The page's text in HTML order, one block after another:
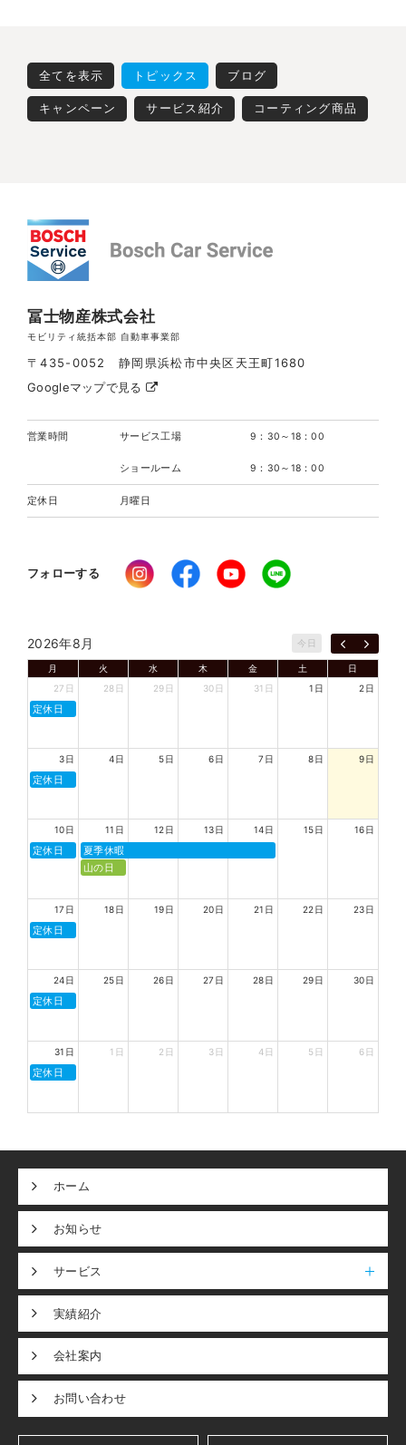
全てを表示 トピックス ブログ
キャンペーン サービス紹介 コーティング商品
冨士物産株式会社
モビリティ統括本部 自動車事業部
〒435-0052 静岡県浜松市中央区天王町1680
Googleマップで見る
営業時間 サービス工場 9：30～18：00
ショールーム 9：30～18：00
定休日 月曜日
フォローする
2026年8月 今日
月 火 水 木 金 土
日
27日
定休日
28日 29日 30日 31日 1日 2日
3日
定休日
4日 5日 6日 7日 8日 9日
10日
定休日
11日
夏季休暇
山の日
12日 13日 14日 15日 16日
17日
定休日
18日 19日 20日 21日 22日 23日
24日
定休日
25日 26日 27日 28日 29日 30日
31日
定休日
1日 2日 3日 4日 5日 6日
ホーム
お知らせ
サービス
実績紹介
会社案内
お問い合わせ